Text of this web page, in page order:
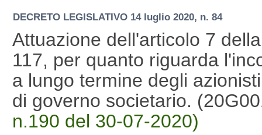
DECRETO LEGISLATIVO 14 luglio 2020, n. 84
Attuazione dell'articolo 7
117, per quanto riguarda
a lungo termine degli
di governo societario.
n.190 del 30-07-2020)